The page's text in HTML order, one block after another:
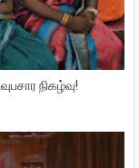
நிகழ்வு!